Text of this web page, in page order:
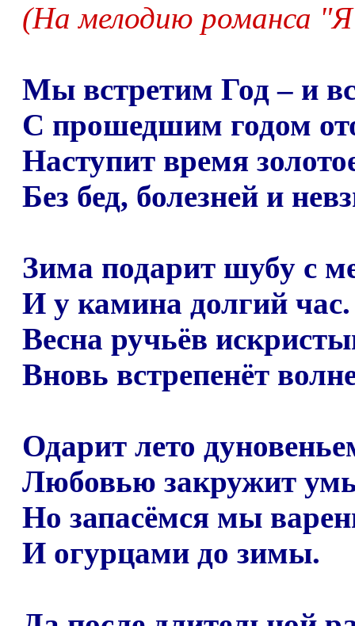
(На мелодию романса
Мы встретим Год– и
С прошедшим годом
Наступит время
Без бед, болезней и
Зима подарит шубу с
И у камина долгий час.
Весна ручьёв
Вновь встрепенёт
Одарит лето
Любовью закружит
Но запасёмся мы
И огурцами до зимы.